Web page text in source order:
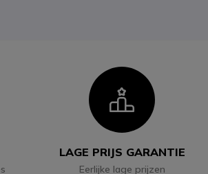
Icon
LAGE PRIJS GARANTIE
Eerlijke lage prijzen